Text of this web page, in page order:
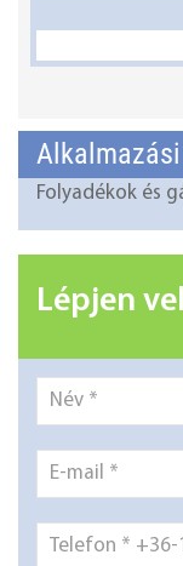
Folyadékok és
Lépjen